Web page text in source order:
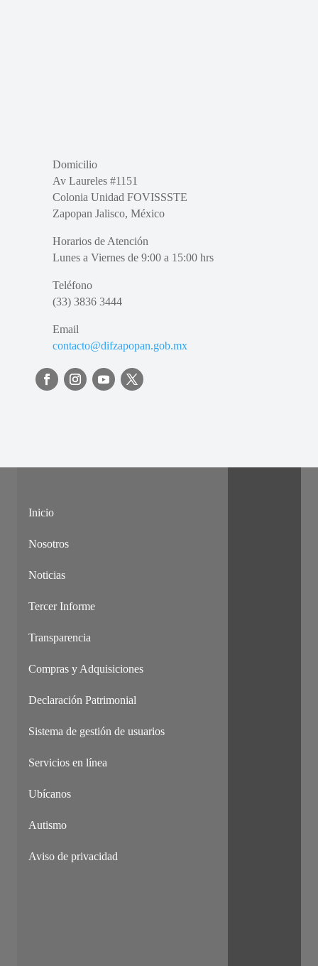
Domicilio
Av Laureles #1151
Colonia Unidad FOVISSSTE
Zapopan Jalisco, México
Horarios de Atención
Lunes a Viernes de 9:00 a 15:00 hrs
Teléfono
(33) 3836 3444
Email
contacto@difzapopan.gob.mx
Inicio
Nosotros
Noticias
Tercer Informe
Transparencia
Compras y Adquisiciones
Declaración Patrimonial
Sistema de gestión de usuarios
Servicios en línea
Ubícanos
Autismo
Aviso de privacidad